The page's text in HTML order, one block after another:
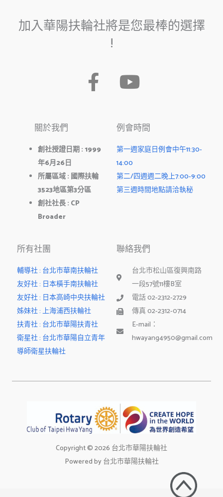
加入華陽扶輪社將是您最棒的選擇
!
F
a
b
o
Y
u
t
u
b
e
關於我們
創社授證日期: 1999
年6月26日
所屬區域: 國際扶輪
3523地區第3分區
創社社長: CP
Broader
例會時間
第一週家庭日例會中午11:30-
14:00
第二/四週週二晚上7:00-9:00
第三週時間地點請洽執秘
所有社團
輔導社 : 台北市華南扶輪社
友好社 : 日本橫手南扶輪社
友好社 : 日本高崎中央扶輪社
姊妹社 : 上海浦西扶輪社
扶青社 : 台北市華陽扶青社
衛星社 : 台北市華陽自立青年
導師衛星扶輪社
聯絡我們
台北市松山區復興南路
一段57號11樓B室
電話 02-2312-2729
傳真 02-2312-0714
E-mail：
hwayang4950@gmail.com
Copyright © 2026 台北市華陽扶輪社
Powered by 台北市華陽扶輪社